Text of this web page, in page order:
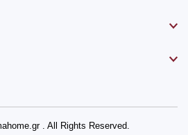
. All Rights Reserved.